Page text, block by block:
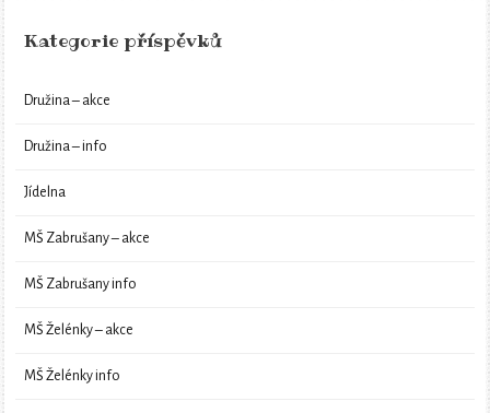
Kategorie příspěvků
Družina – akce
Družina – info
Jídelna
MŠ Zabrušany – akce
MŠ Zabrušany info
MŠ Želénky – akce
MŠ Želénky info